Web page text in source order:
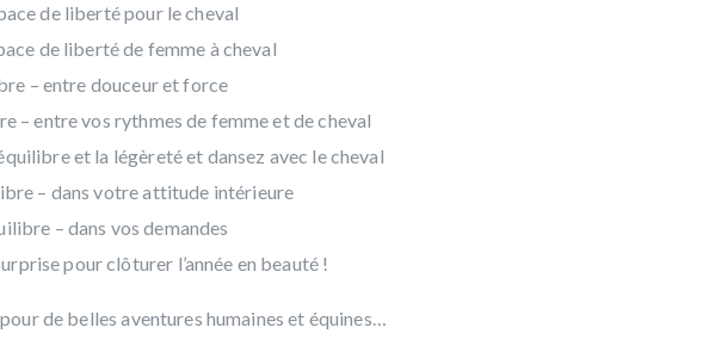
de liberté pour le cheval
de liberté de femme à cheval
– entre douceur et force
– entre vos rythmes de femme et de cheval
et la légèreté et dansez avec le cheval
– dans votre attitude intérieure
– dans vos demandes
pour clôturer l’année en beauté !
de belles aventures humaines et équines…